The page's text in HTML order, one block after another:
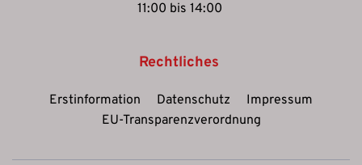
11:00 bis 14:00
Rechtliches
Erstinformation Datenschutz
Impressum
EU-Transparenzverordnung